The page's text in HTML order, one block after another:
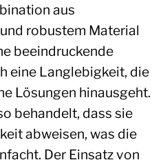
aus
robustem Material
beeindruckende
eine Langlebigkeit, die
Lösungen hinausgeht.
behandelt, dass sie
abweisen, was die
Der Einsatz von